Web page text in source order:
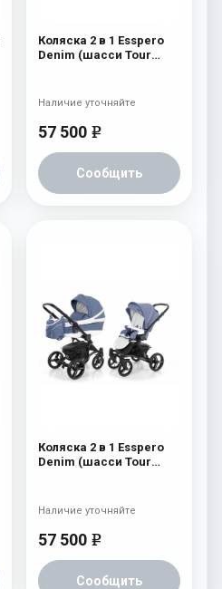
Коляска 2 в 1 Esspero
Denim (шасси Tour
57 500 e
Сообщить
Наличие уточняйте
Коляска 2 в 1 Esspero
Denim (шасси Tour
57 500 e
Сообщить
Наличие уточняйте